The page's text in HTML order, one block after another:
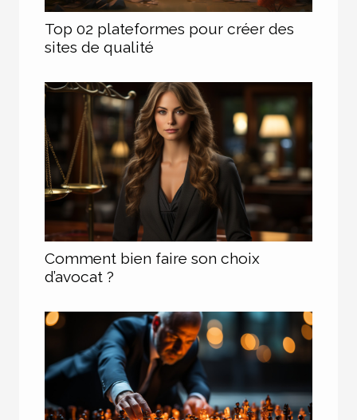
Top 02 plateformes pour créer des
sites de qualité
Comment bien faire son choix
d’avocat ?